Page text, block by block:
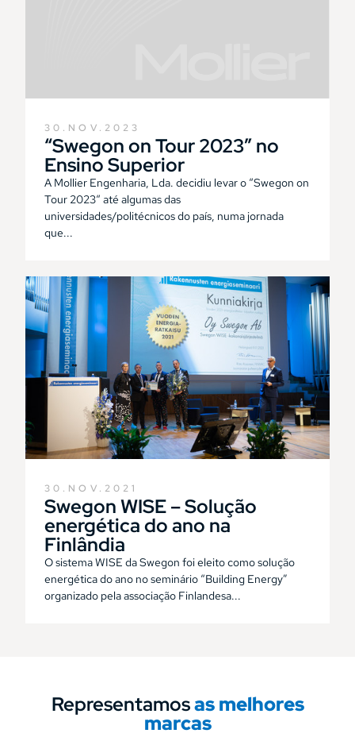
30.NOV.2023
“Swegon on Tour 2023” no
Ensino Superior
A Mollier Engenharia, Lda. decidiu levar o “Swegon on
Tour 2023“ até algumas das
universidades/politécnicos do país, numa jornada
que...
30.NOV.2021
Swegon WISE – Solução
energética do ano na
Finlândia
O sistema WISE da Swegon foi eleito como solução
energética do ano no seminário “Building Energy”
organizado pela associação Finlandesa...
Representamosas melhores
marcas